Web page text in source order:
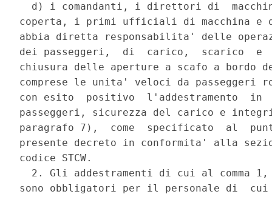
d) i comandanti, i direttori di
coperta, i primi ufficiali di macchina e
abbia diretta responsabilita' delle
dei passeggeri,  di  carico,  scarico
chiusura delle aperture a scafo a bordo
comprese le unita' veloci da passeggeri
con esito  positivo  l'addestramento  in
passeggeri, sicurezza del carico e
paragrafo 7),  come  specificato  al
presente decreto in conformita' alla
codice STCW.
2. Gli addestramenti di cui al comma
sono obbligatori per il personale di